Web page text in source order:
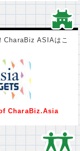
CharaBiz ASIAはこ
CharaBiz.Asia